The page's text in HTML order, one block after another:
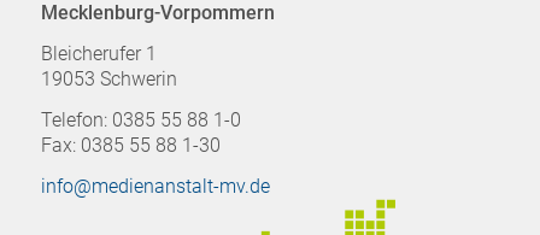
Mecklenburg-Vorpommern
Bleicherufer 1
19053 Schwerin
Telefon: 0385 55 88 1-0
Fax: 0385 55 88 1-30
info@medienanstalt-mv.de